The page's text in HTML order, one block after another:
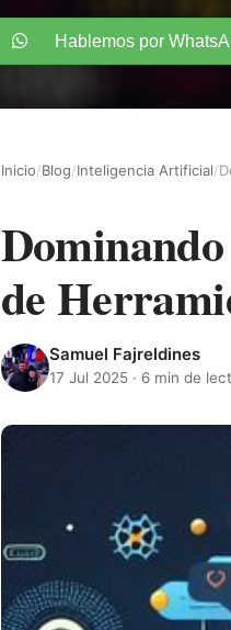
Hablemos por
Inicio/Blog/Inteligencia Artificial/
de
Samuel Fajreldines
17 Jul 2025· 6 min de